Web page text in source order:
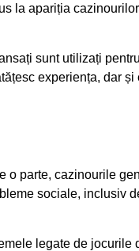
la apariția
sunt utilizați
experiența, dar și
o parte, cazinourile
sociale, inclusiv
legate de jocurile